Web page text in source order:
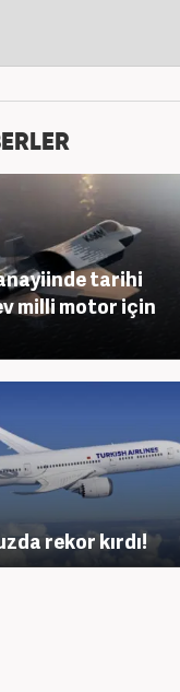
tarihi
milli motor için
rekor kırdı!